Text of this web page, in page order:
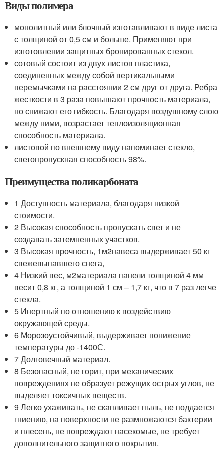
Виды полимера
монолитный или блочный изготавливают в виде листа
с толщиной от 0,5 см и больше. Применяют при
изготовлении защитных бронированных стекол.
сотовый состоит из двух листов пластика,
соединенных между собой вертикальными
перемычками на расстоянии 2 см друг от друга. Ребра
жесткости в 3 раза повышают прочность материала,
но снижают его гибкость. Благодаря воздушному слою
между ними, возрастает теплоизоляционная
способность материала.
листовой по внешнему виду напоминает стекло,
светопропускная способность 98%.
Преимущества поликарбоната
1 Доступность материала, благодаря низкой
стоимости.
2 Высокая способность пропускать свет и не
создавать затемненных участков.
3 Высокая прочность, 1м2навеса выдерживает 50 кг
свежевыпавшего снега,
4 Низкий вес, м2материала панели толщиной 4 мм
весит 0,8 кг, а толщиной 1 см – 1,7 кг, что в 7 раз легче
стекла.
5 Инертный по отношению к воздействию
окружающей среды.
6 Морозоустойчивый, выдерживает понижение
температуры до -1400С.
7 Долговечный материал.
8 Безопасный, не горит, при механических
повреждениях не образует режущих острых углов, не
выделяет токсичных веществ.
9 Легко ухаживать, не скапливает пыль, не поддается
гниению, на поверхности не размножаются бактерии
и плесень, не повреждают насекомые, не требует
дополнительного защитного покрытия.